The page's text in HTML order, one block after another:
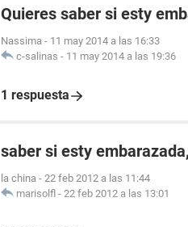
Quieres saber si esty
Nassima - 11 may 2014 a las 16:33
c-salinas - 11 may 2014 a las 19:36
1 respuesta
saber si esty
la china - 22 feb 2012 a las 11:44
marisolfl - 22 feb 2012 a las 13:01